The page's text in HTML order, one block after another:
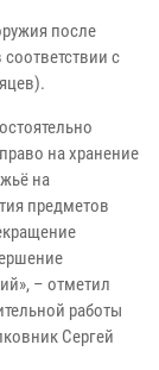
после
с
на хранение
на
предметов
– отметил
работы
Сергей